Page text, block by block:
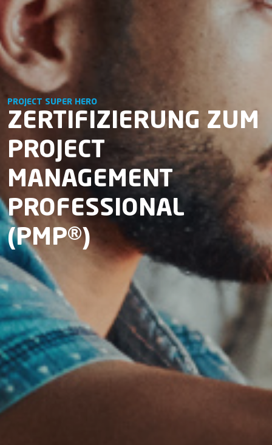
ZERTIFIZIERUNG ZUM
PROJECT
MANAGEMENT
PROFESSIONAL
(PMP®)
PROJECT SUPER HERO